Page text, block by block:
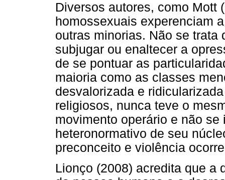
Diversos autores, como Mott
homossexuais experenciam
outras minorias. Não se trata
subjugar ou enaltecer a
de se pontuar as
maioria como as classes
desvalorizada e
religiosos, nunca teve o
movimento operário e não
heteronormativo de seu
preconceito e violência
Lionço (2008) acredita que a